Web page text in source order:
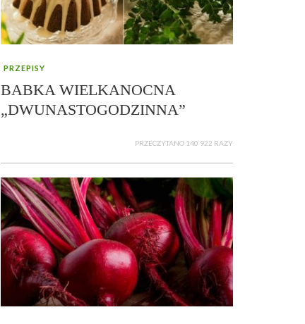
PRZEPISY
BABKA WIELKANOCNA
„DWUNASTOGODZINNA”
PRZECZYTANO 140 922 RAZY